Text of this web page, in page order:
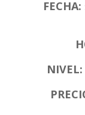
FECHA:
NIVEL: